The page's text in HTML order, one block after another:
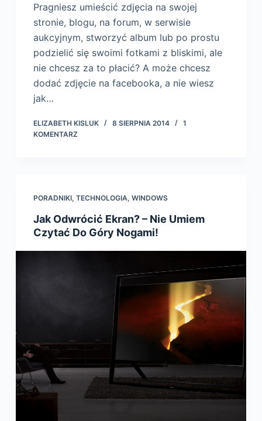
Pragniesz umieścić zdjęcia na swojej
stronie, blogu, na forum, w serwisie
aukcyjnym, stworzyć album lub po prostu
podzielić się swoimi fotkami z bliskimi, ale
nie chcesz za to płacić? A może chcesz
dodać zdjęcie na facebooka, a nie wiesz
jak…
ELIZABETH KISLUK 8 SIERPNIA 2014
1
KOMENTARZ
PORADNIKI, TECHNOLOGIA, WINDOWS
Jak Odwrócić Ekran? – Nie Umiem
Czytać Do Góry Nogami!